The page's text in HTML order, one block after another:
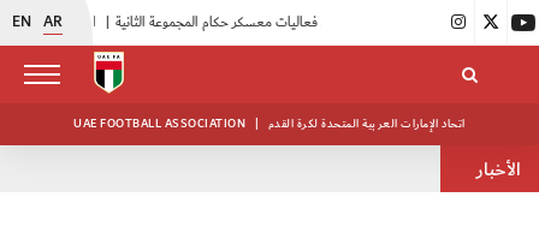
EN AR انطلاق منافسات بطولة النخبة لحرس الرئاسة |
UAE FOOTBALL ASSOCIATION | اتحاد الإمارات العربية المتحدة لكرة القدم
الأخبار